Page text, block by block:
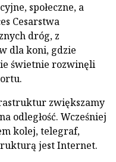
społeczne, a
Cesarstwa
dróg, z
dla koni, gdzie
świetnie rozwinęli
zwiększamy
odległość. Wcześniej
kolej, telegraf,
jest Internet.